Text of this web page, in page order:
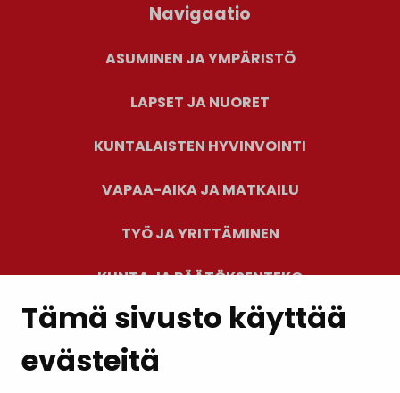
Tämä sivusto käyttää
evästeitä
Navigaatio
ASUMINEN JA YMPÄRISTÖ
LAPSET JA NUORET
KUNTALAISTEN HYVINVOINTI
VAPAA-AIKA JA MATKAILU
TYÖ JA YRITTÄMINEN
KUNTA JA PÄÄTÖKSENTEKO